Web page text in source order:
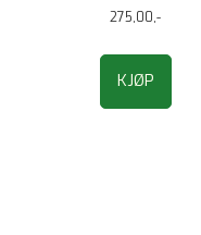
275,00,-
KJØP